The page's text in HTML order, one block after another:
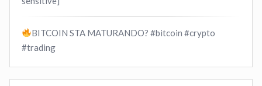
BITCOIN STA MATURANDO? #bitcoin #crypto
#trading